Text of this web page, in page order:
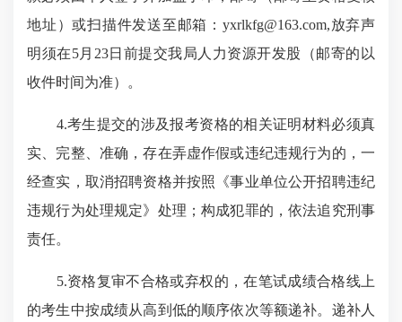
地址）或扫描件发送至邮箱：yxrlkfg@163.com,放弃声
明须在5月23日前提交我局人力资源开发股（邮寄的以
收件时间为准）。
4.考生提交的涉及报考资格的相关证明材料必须真
实、完整、准确，存在弄虚作假或违纪违规行为的，一
经查实，取消招聘资格并按照《事业单位公开招聘违纪
违规行为处理规定》处理；构成犯罪的，依法追究刑事
责任。
5.资格复审不合格或弃权的，在笔试成绩合格线上
的考生中按成绩从高到低的顺序依次等额递补。递补人